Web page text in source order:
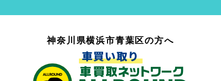
神奈川県横浜市青葉区の方へ
車買い取り